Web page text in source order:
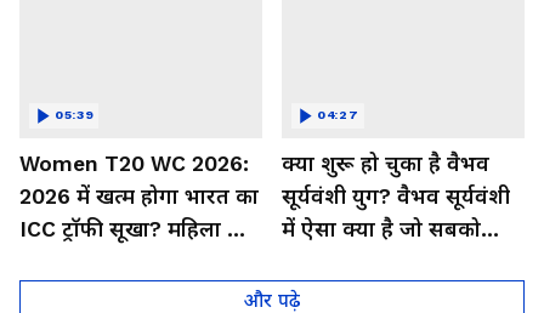
Women T20 WC 2026:
2026 में खत्म होगा भारत का
ICC ट्रॉफी सूखा? महिला टीम
05:39
क्या शुरू हो चुका है वैभव
सूर्यवंशी युग? वैभव सूर्यवंशी
में ऐसा क्या है जो सबको
04:27
और पढ़े